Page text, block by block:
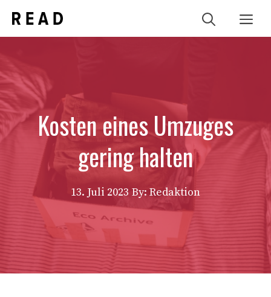
Inhalt
springen
Kosten eines Umzuges
gering halten
13. Juli 2023 By: Redaktion